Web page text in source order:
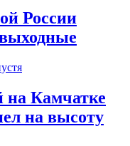
России
на Камчатке
на высоту